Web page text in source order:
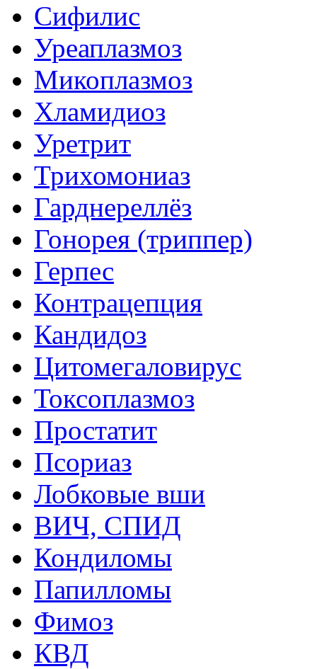
Сифилис
Уреаплазмоз
Микоплазмоз
Хламидиоз
Уретрит
Трихомониаз
Гарднереллёз
Гонорея (триппер)
Герпес
Контрацепция
Кандидоз
Цитомегаловирус
Токсоплазмоз
Простатит
Псориаз
Лобковые вши
ВИЧ, СПИД
Кондиломы
Папилломы
Фимоз
КВД